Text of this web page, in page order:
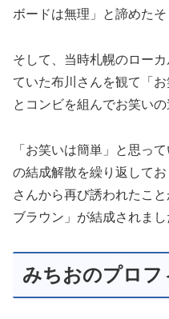
ボードは無理」と諦めたそ
そして、当時札幌のロー
ていた布川さんを観て「
とコンビを組んでお笑いの
「お笑いは簡単」と思っ
の結成解散を繰り返して
さんから再び誘われたこ
ブラウン」が結成されまし
みちおのプロフ